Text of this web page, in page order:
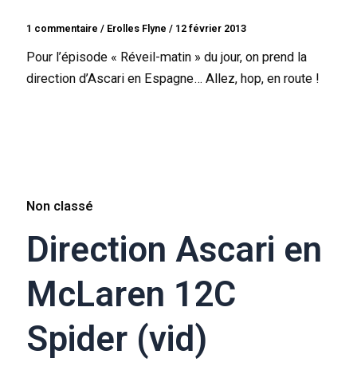
1 commentaire / Erolles Flyne/ 12 février 2013
Pour l’épisode « Réveil-matin » du jour, on prend la
direction d’Ascari en Espagne… Allez, hop, en route !
Non classé
Direction Ascari en
McLaren 12C
Spider (vid)